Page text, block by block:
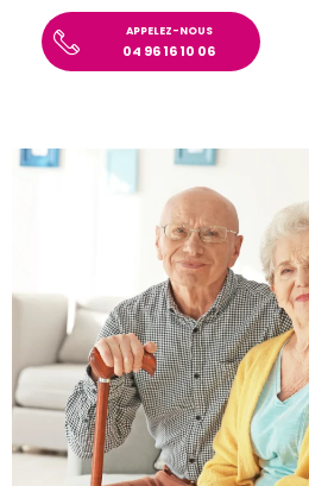
APPELEZ-NOUS
04 96 16 10 06